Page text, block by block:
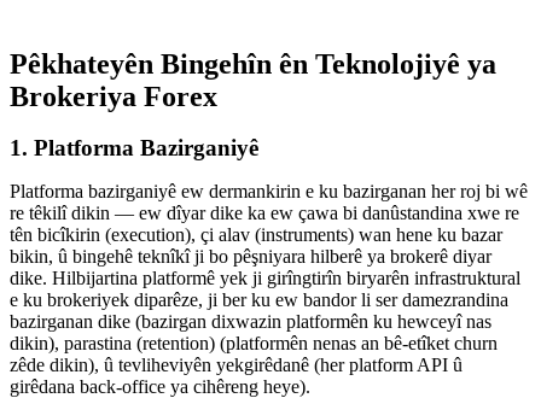
Pêkhateyên Bingehîn ên Teknolojiyê ya
Brokeriya Forex
1. Platforma Bazirganiyê
Platforma bazirganiyê ew dermankirin e ku bazirganan her roj bi wê
re têkilî dikin — ew dîyar dike ka ew çawa bi danûstandina xwe re
tên bicîkirin (execution), çi alav (instruments) wan hene ku bazar
bikin, û bingehê teknîkî ji bo pêşniyara hilberê ya brokerê diyar
dike. Hilbijartina platformê yek ji girîngtirîn biryarên infrastruktural
e ku brokeriyek diparêze, ji ber ku ew bandor li ser damezrandina
bazirganan dike (bazirgan dixwazin platformên ku hewceyî nas
dikin), parastina (retention) (platformên nenas an bê-etîket churn
zêde dikin), û tevliheviyên yekgirêdanê (her platform API û
girêdana back-office ya cihêreng heye).